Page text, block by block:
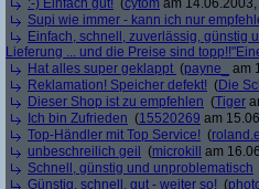
:-) Einfach gut! (cytom am
Supi wie immer - kann ich nur
Einfach, schnell, zuverlässig, günstig
Lieferung ... und die Preise sind
Hat alles super geklappt (payne_
am
Reklamation! Speicher defekt! (Die
Dieser Shop ist zu empfehlen (Tiger
Ich bin Zufrieden (15520269 am
Top-Händler mit Top Service! (
unbeschreilich geil
(microkill
am
Schnell, günstig und unproblematisch
Günstig, schnell, gut - weiter so! (